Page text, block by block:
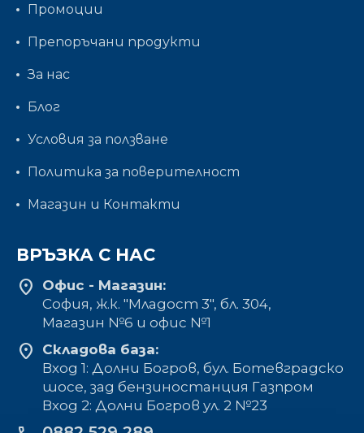
Промоции
Препоръчани продукти
За нас
Блог
Условия за ползване
Политика за поверителност
Магазин и Контакти
ВРЪЗКА С НАС
location_on
Офис - Магазин:
София, ж.к. "Младост 3", бл. 304,
Mагазин №6 и офис №1
location_on
Складова база:
Вход 1: Долни Богров, бул. Ботевградско
шосе, зад бензиностанция Газпром
Вход 2: Долни Богров ул. 2 №23